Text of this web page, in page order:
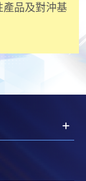
務投資部
基金經理，
經濟及金融
產品及對沖基